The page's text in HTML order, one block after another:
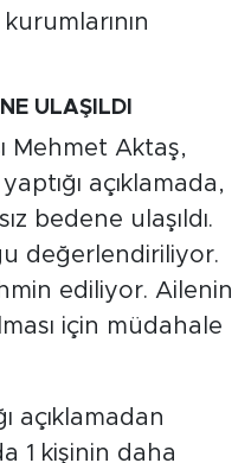
ULAŞILDI
Mehmet Aktaş,
açıklamada,
bedene ulaşıldı.
değerlendiriliyor.
ediliyor. Ailenin
için müdahale
açıklamadan
1 kişinin daha